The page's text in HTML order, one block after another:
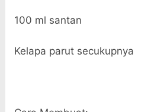
100 ml santan
Kelapa parut secukupnya